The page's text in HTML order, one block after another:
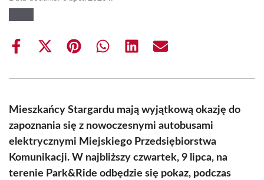
Share
Share
(Twitter)
Share Share Share Share
Mieszkańcy Stargardu mają wyjątkową okazję do
zapoznania się z nowoczesnymi autobusami
elektrycznymi Miejskiego Przedsiębiorstwa
Komunikacji. W najbliższy czwartek, 9 lipca, na
terenie Park&Ride odbędzie się pokaz, podczas